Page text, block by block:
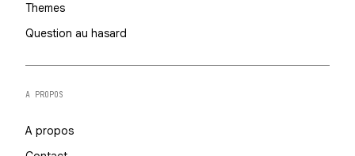
Themes
Question au hasard
A PROPOS
A propos